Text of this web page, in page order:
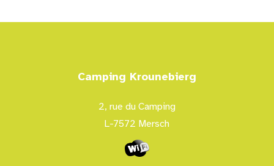
Camping Krounebierg
2, rue du Camping
L-7572 Mersch